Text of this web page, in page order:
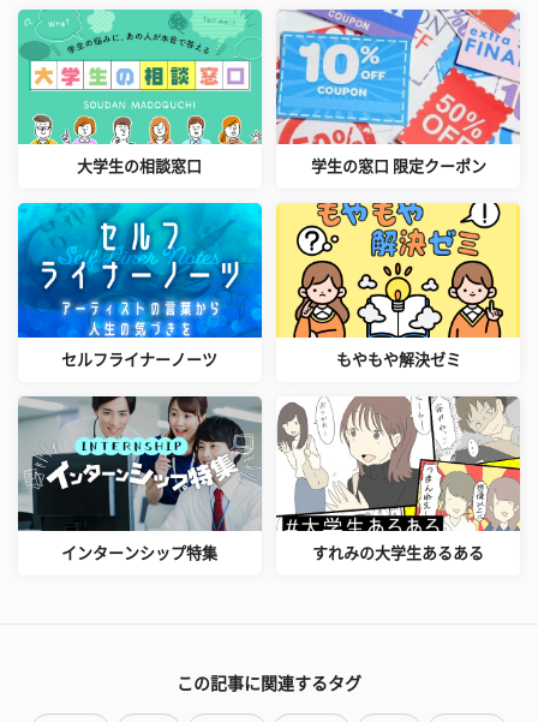
大学生の相談窓口 学生の窓口 限定クーポン
セルフライナーノーツ もやもや解決ゼミ
インターンシップ特集 すれみの大学生あるある
この記事に関連するタグ